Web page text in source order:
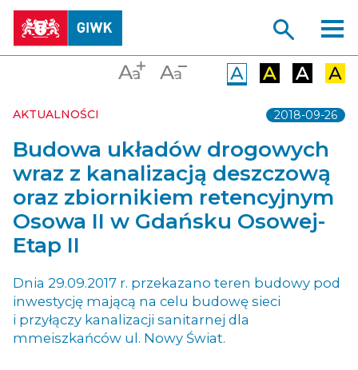
2018-09-26
AKTUALNOŚCI
Budowa układów drogowych
wraz z kanalizacją deszczową
oraz zbiornikiem retencyjnym
Osowa II w Gdańsku Osowej-
Etap II
Dnia 29.09.2017 r. przekazano teren budowy pod
inwestycję mającą na celu budowę sieci
i przyłączy kanalizacji sanitarnej dla
mmeiszkańców ul. Nowy Świat.